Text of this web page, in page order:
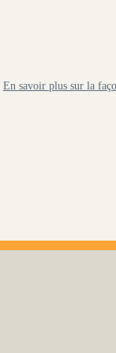
En savoir plus sur la